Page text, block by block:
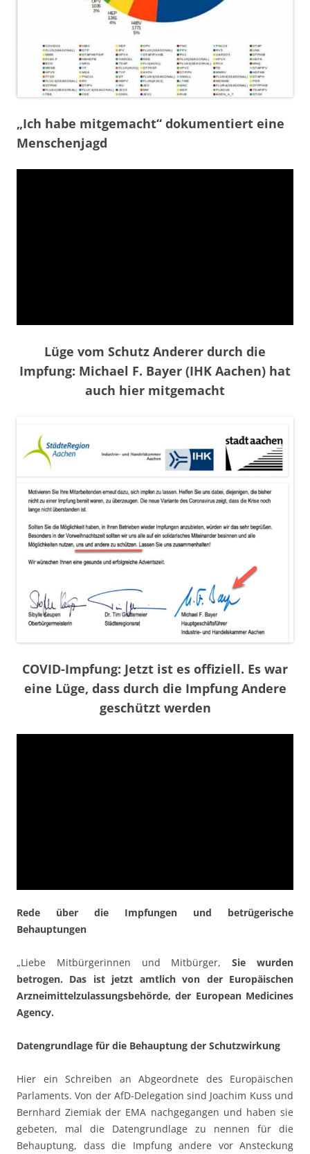
„Ich habe mitgemacht“ dokumentiert eine
Menschenjagd
Lüge vom Schutz Anderer durch die
Impfung: Michael F. Bayer (IHK Aachen) hat
auch hier mitgemacht
COVID-Impfung: Jetzt ist es offiziell. Es war
eine Lüge, dass durch die Impfung Andere
geschützt werden
Rede über die Impfungen und betrügerische
Behauptungen
„Liebe Mitbürgerinnen und Mitbürger,Sie wurden
betrogen. Das ist jetzt amtlich von der Europäischen
Arzneimittelzulassungsbehörde, der European Medicines
Agency.
Datengrundlage für die Behauptung der Schutzwirkung
Hier ein Schreiben an Abgeordnete des Europäischen
Parlaments. Von der AfD-Delegation sind Joachim Kuss und
Bernhard Ziemiak der EMA nachgegangen und haben sie
gebeten, mal die Datengrundlage zu nennen für die
Behauptung, dass die Impfung andere vor Ansteckung